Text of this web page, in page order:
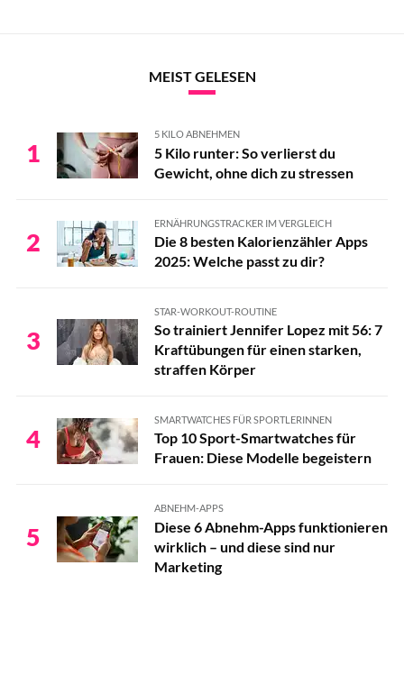
MEIST GELESEN
1
5 KILO ABNEHMEN
5 Kilo runter: So verlierst du
Gewicht, ohne dich zu stressen
2
ERNÄHRUNGSTRACKER IM VERGLEICH
Die 8 besten Kalorienzähler Apps
2025: Welche passt zu dir?
3
STAR-WORKOUT-ROUTINE
So trainiert Jennifer Lopez mit 56: 7
Kraftübungen für einen starken,
straffen Körper
4
SMARTWATCHES FÜR SPORTLERINNEN
Top 10 Sport-Smartwatches für
Frauen: Diese Modelle begeistern
5
ABNEHM-APPS
Diese 6 Abnehm-Apps funktionieren
wirklich – und diese sind nur
Marketing